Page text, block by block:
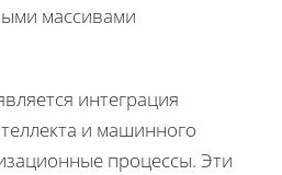
массивами
интеграция
и машинного
процессы. Эти